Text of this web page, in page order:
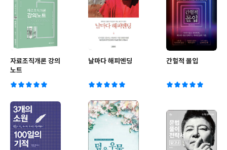
자료조직개론 강의
노트
날마다 해피엔딩 간헐적 몰입